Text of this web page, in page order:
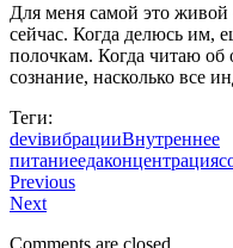
Для меня самой это
сейчас. Когда делюсь им,
полочкам. Когда читаю об
сознание, насколько все
Теги:
deviвибрацииВнутреннее
питаниеедаконцентрация
Previous
Next
Comments are closed.